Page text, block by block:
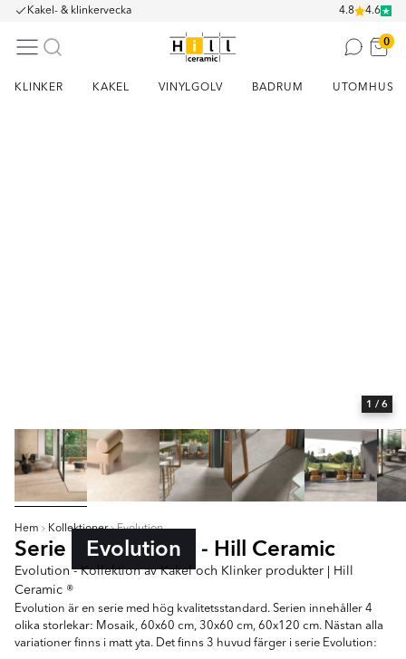
Kakel- & klinkervecka 4.8 4.6
0
KLINKER KAKEL VINYLGOLV BADRUM UTOMHUS
Hem Kollektioner Evolution
Serie Evolution - Hill Ceramic
Evolution - Kollektion av Kakel och Klinker produkter | Hill
Ceramic ®
Evolution är en serie med hög kvalitetsstandard. Serien innehåller 4
olika storlekar: Mosaik, 60x60 cm, 30x60 cm, 60x120 cm. Nästan alla
variationer finns i matt yta. Det finns 3 huvud färger i serie Evolution:
1 / 6